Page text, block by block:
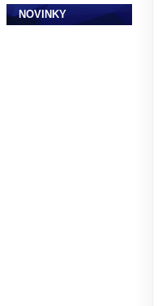
NOVINKY